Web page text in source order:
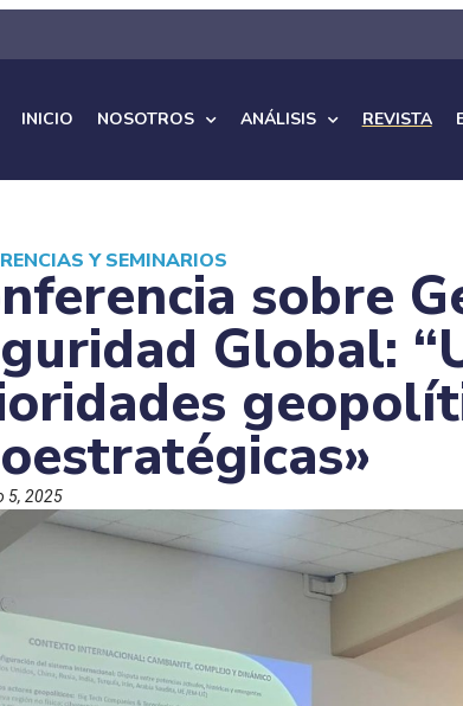
INICIO NOSOTROS ANÁLISIS REVISTA
Y SEMINARIOS sobre
Global:
5, 2025